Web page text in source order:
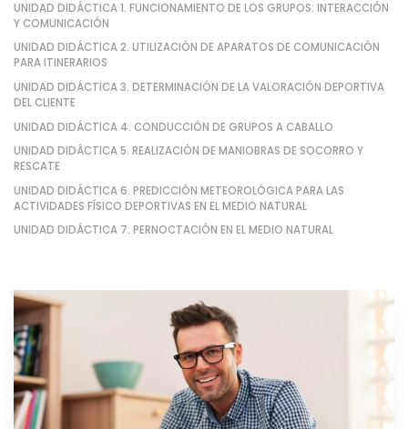
UNIDAD DIDÁCTICA 1. FUNCIONAMIENTO DE LOS GRUPOS: INTERACCIÓN
Y COMUNICACIÓN
UNIDAD DIDÁCTICA 2. UTILIZACIÓN DE APARATOS DE COMUNICACIÓN
PARA ITINERARIOS
UNIDAD DIDÁCTICA 3. DETERMINACIÓN DE LA VALORACIÓN DEPORTIVA
DEL CLIENTE
UNIDAD DIDÁCTICA 4. CONDUCCIÓN DE GRUPOS A CABALLO
UNIDAD DIDÁCTICA 5. REALIZACIÓN DE MANIOBRAS DE SOCORRO Y
RESCATE
UNIDAD DIDÁCTICA 6. PREDICCIÓN METEOROLÓGICA PARA LAS
ACTIVIDADES FÍSICO DEPORTIVAS EN EL MEDIO NATURAL
UNIDAD DIDÁCTICA 7. PERNOCTACIÓN EN EL MEDIO NATURAL